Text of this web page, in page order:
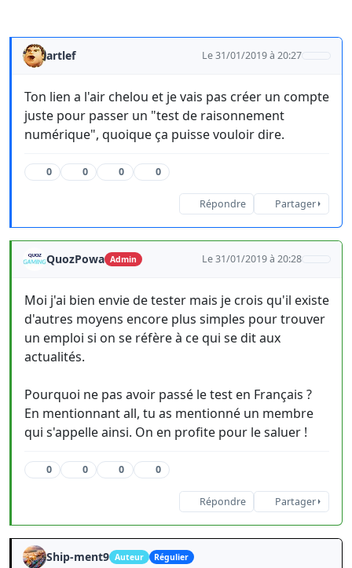
artlef Le 31/01/2019 à 20:27
Ton lien a l'air chelou et je vais pas créer un compte
juste pour passer un "test de raisonnement
numérique", quoique ça puisse vouloir dire.
0 0 0 0
Répondre Partager
QuozPowa Admin Le 31/01/2019 à 20:28
Moi j'ai bien envie de tester mais je crois qu'il existe
d'autres moyens encore plus simples pour trouver
un emploi si on se réfère à ce qui se dit aux
actualités.
Pourquoi ne pas avoir passé le test en Français ?
En mentionnant all, tu as mentionné un membre
qui s'appelle ainsi. On en profite pour le saluer !
0 0 0 0
Répondre Partager
Ship-ment9 Auteur Régulier